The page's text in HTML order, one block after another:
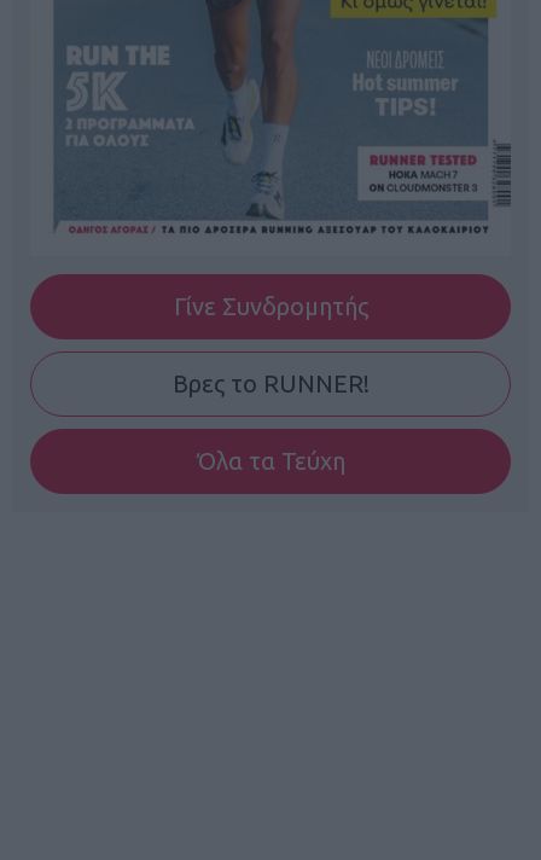
Γίνε Συνδρομητής
Βρες το RUNNER!
Όλα τα Τεύχη